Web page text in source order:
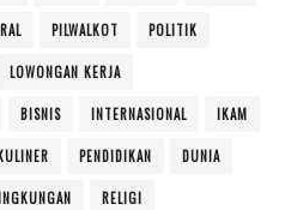
PILWALKOT POLITIK
LOWONGAN KERJA
BISNIS INTERNASIONAL IKAM
PENDIDIKAN DUNIA
RELIGI